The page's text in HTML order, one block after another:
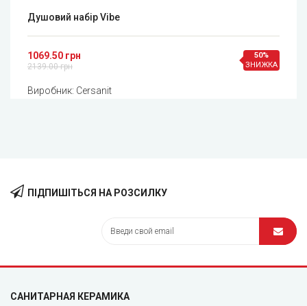
Душовий набір Vibe
1069.50 грн
2139.00 грн
50%
ЗНИЖКА
Виробник: Cersanit
ПІДПИШІТЬСЯ НА РОЗСИЛКУ
САНИТАРНАЯ КЕРАМИКА